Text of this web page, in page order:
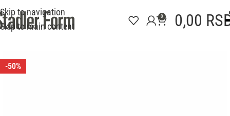
Skip to navigation
Skip to main content
0 0,00
-50%